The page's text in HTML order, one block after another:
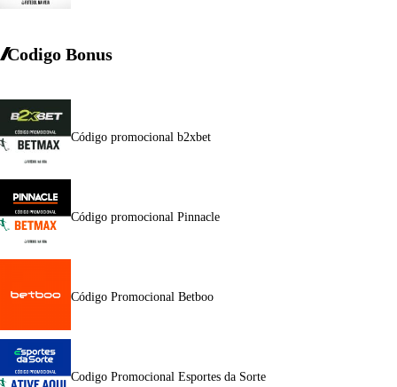
Codigo Bonus
Código promocional b2xbet
Código promocional Pinnacle
Código Promocional Betboo
Codigo Promocional Esportes da Sorte